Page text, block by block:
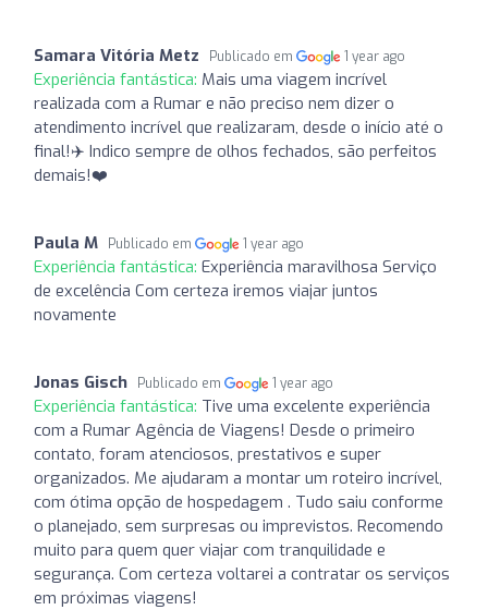
Samara Vitória Metz Publicado em 1 year ago
Experiência fantástica: Mais uma viagem incrível
realizada com a Rumar e não preciso nem dizer o
atendimento incrível que realizaram, desde o início até o
final!✈️ Indico sempre de olhos fechados, são perfeitos
demais!❤️
Paula M Publicado em 1 year ago
Experiência fantástica: Experiência maravilhosa Serviço
de excelência Com certeza iremos viajar juntos
novamente
Jonas Gisch Publicado em 1 year ago
Experiência fantástica: Tive uma excelente experiência
com a Rumar Agência de Viagens! Desde o primeiro
contato, foram atenciosos, prestativos e super
organizados. Me ajudaram a montar um roteiro incrível,
com ótima opção de hospedagem . Tudo saiu conforme
o planejado, sem surpresas ou imprevistos. Recomendo
muito para quem quer viajar com tranquilidade e
segurança. Com certeza voltarei a contratar os serviços
em próximas viagens!